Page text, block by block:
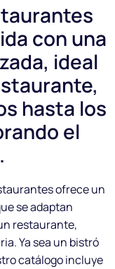
con una
ideal
hasta los
el
ofrece un
se adaptan
restaurante,
Ya sea un bistró
catálogo incluye